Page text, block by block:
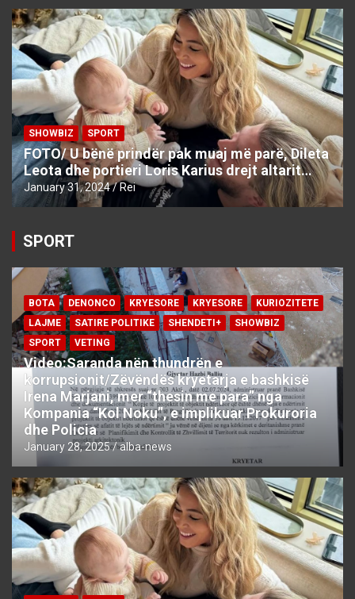
SHOWBIZ SPORT
FOTO/ U bënë prindër pak muaj më parë, Dileta
Leota dhe portieri Loris Karius drejt altarit…
January 31, 2024 Rei
SPORT
BOTA DENONCO KRYESORE KRYESORE
KURIOZITETE
LAJME
SATIRE POLITIKE SHENDETI+
SHOWBIZ
SPORT
VETING
Video:Saranda nën thundrën e
korrupsionit/Zëvëndës kryetarja e bashkisë
Irena Marjani, mer “thesin me para” nga
Kompania “Kol Noku”, e implikuar Prokuroria
dhe Policia
January 28, 2025 alba-news